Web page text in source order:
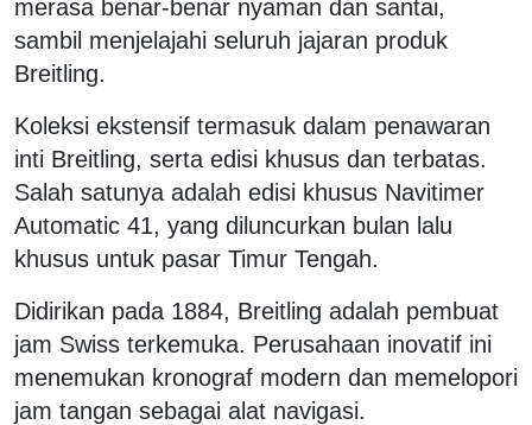
merasa benar-benar nyaman dan santai,
sambil menjelajahi seluruh jajaran produk
Breitling.
Koleksi ekstensif termasuk dalam penawaran
inti Breitling, serta edisi khusus dan terbatas.
Salah satunya adalah edisi khusus Navitimer
Automatic 41, yang diluncurkan bulan lalu
khusus untuk pasar Timur Tengah.
Didirikan pada 1884, Breitling adalah pembuat
jam Swiss terkemuka. Perusahaan inovatif ini
menemukan kronograf modern dan memelopori
jam tangan sebagai alat navigasi.